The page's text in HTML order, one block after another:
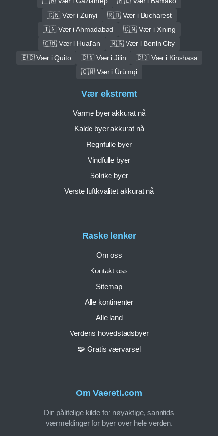
🇨🇳 Vær i Zunyi
🇷🇴 Vær i Bucharest
🇮🇳 Vær i Ahmadabad
🇨🇳 Vær i Xining
🇨🇳 Vær i Huai'an
🇳🇬 Vær i Benin City
🇪🇨 Vær i Quito
🇨🇳 Vær i Jilin
🇨🇩 Vær i Kinshasa
🇨🇳 Vær i Ürümqi
Om Vaereti.com
Din pålitelige kilde for nøyaktige, sanntids
værmeldinger for byer over hele verden.
Raske lenker
Om oss
Kontakt oss
Sitemap
Alle kontinenter
Alle land
Verdens hovedstadsbyer
🧩 Gratis værvarsel
Vær ekstremt
Varme byer akkurat nå
Kalde byer akkurat nå
Regnfulle byer
Vindfulle byer
Solrike byer
Verste luftkvalitet akkurat nå